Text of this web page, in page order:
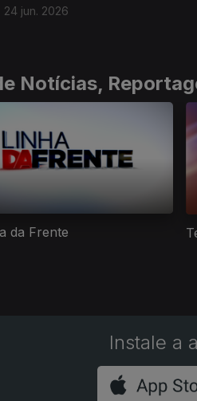
24 jun. 2026
Notícias,
da Frente
Instale a